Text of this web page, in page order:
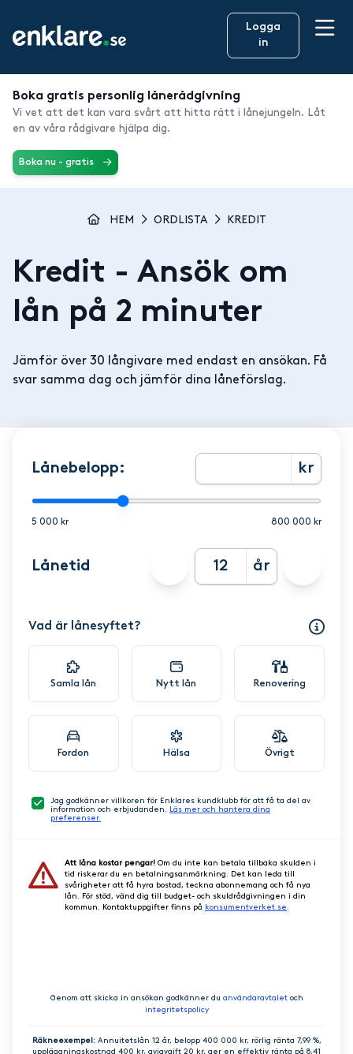
Logga
in
Boka gratis personlig lånerådgivning
Vi vet att det kan vara svårt att hitta rätt i lånejungeln. Låt
en av våra rådgivare hjälpa dig.
Boka nu - gratis
HEM ORDLISTA KREDIT
Kredit - Ansök om
lån på 2 minuter
Jämför över 30 långivare med endast en ansökan. Få
svar samma dag och jämför dina låneförslag.
Lånebelopp: kr
5 000 kr 800 000 kr
Lånetid år
Vad är lånesyftet?
Samla lån Nytt lån Renovering
Fordon Hälsa Övrigt
Jag godkänner villkoren för Enklares kundklubb för att få ta del av
information och erbjudanden. Läs mer och hantera dina
preferenser.
Att låna kostar pengar! Om du inte kan betala tillbaka skulden i
tid riskerar du en betalningsanmärkning. Det kan leda till
svårigheter att få hyra bostad, teckna abonnemang och få nya
lån. För stöd, vänd dig till budget- och skuldrådgivningen i din
kommun. Kontaktuppgifter finns på konsumentverket.se.
Genom att skicka in ansökan godkänner du användaravtaletoch
integritetspolicy
Räkneexempel: Annuitetslån 12 år, belopp 400 000 kr, rörlig ränta 7,99 %,
uppläggningskostnad 400 kr, aviavgift 20 kr, ger en effektiv ränta på 8,41